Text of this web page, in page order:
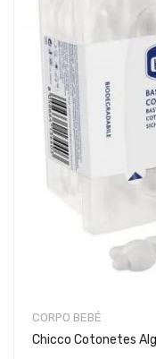
CORPO BEBÉ
Chicco Cotonetes